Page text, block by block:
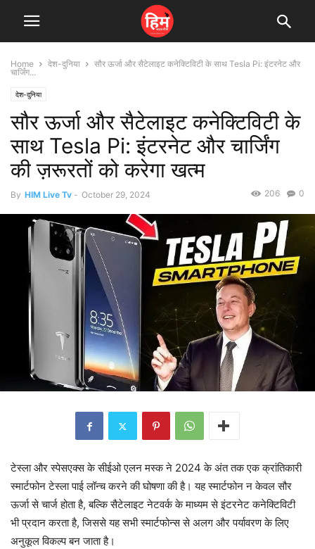
Home देश-दुनिया
सौर ऊर्जा और सैटेलाइट कनेक्टिविटी के साथ Tesla Pi: इंटरनेट और
चार्जिंग...
देश-दुनिया
सौर ऊर्जा और सैटेलाइट कनेक्टिविटी के
साथ Tesla Pi: इंटरनेट और चार्जिंग
की ज़रूरतों को करेगा खत्म
By HIM Live Tv - October 29, 2024 0
206
टेस्ला और स्पेसएक्स के सीईओ एलन मस्क ने 2024 के अंत तक एक क्रांतिकारी
स्मार्टफोन टेस्ला पाई लॉन्च करने की घोषणा की है। यह स्मार्टफोन न केवल सौर
ऊर्जा से चार्ज होता है, बल्कि सैटेलाइट नेटवर्क के माध्यम से इंटरनेट कनेक्टिविटी
भी प्रदान करता है, जिससे यह सभी स्मार्टफोन्स से अलग और पर्यावरण के लिए
अनुकूल विकल्प बन जाता है।